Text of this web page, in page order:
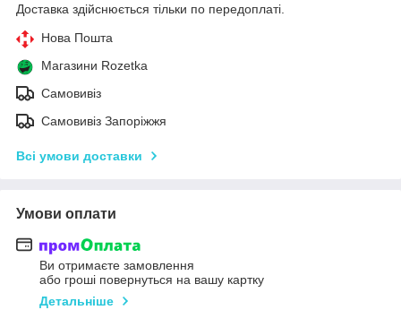
Доставка здійснюється тільки по передоплаті.
Нова Пошта
Магазини Rozetka
Самовивіз
Самовивіз Запоріжжя
Всі умови доставки
Умови оплати
Ви отримаєте замовлення
або гроші повернуться на вашу картку
Детальніше